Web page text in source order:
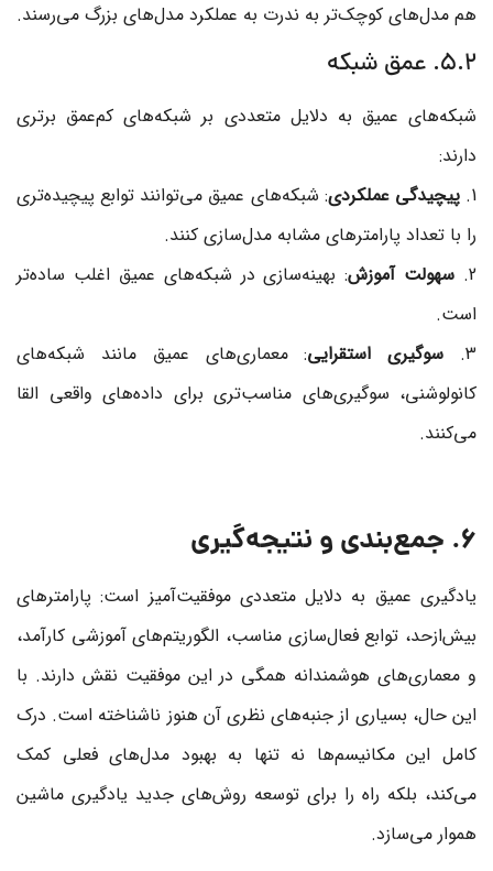
هم مدل‌های کوچک‌تر به ندرت به عملکرد مدل‌های بزرگ می‌رسند.
5.2. عمق شبکه
شبکه‌های عمیق به دلایل متعددی بر شبکه‌های کم‌عمق برتری
دارند:
1. پیچیدگی عملکردی: شبکه‌های عمیق می‌توانند توابع پیچیده‌تری
را با تعداد پارامترهای مشابه مدل‌سازی کنند.
2. سهولت آموزش: بهینه‌سازی در شبکه‌های عمیق اغلب ساده‌تر
است.
3.
سوگیری استقرایی: معماری‌های عمیق مانند شبکه‌های
کانولوشنی، سوگیری‌های مناسب‌تری برای داده‌های واقعی القا
می‌کنند.
6. جمع‌بندی و نتیجه‌گیری
یادگیری عمیق به دلایل متعددی موفقیت‌آمیز است: پارامترهای
بیش‌ازحد، توابع فعال‌سازی مناسب، الگوریتم‌های آموزشی کارآمد،
و معماری‌های هوشمندانه همگی در این موفقیت نقش دارند. با
این حال، بسیاری از جنبه‌های نظری آن هنوز ناشناخته است. درک
کامل این مکانیسم‌ها نه تنها به بهبود مدل‌های فعلی کمک
می‌کند، بلکه راه را برای توسعه روش‌های جدید یادگیری ماشین
هموار می‌سازد.